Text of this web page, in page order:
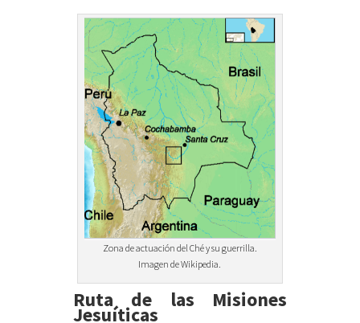
Zona de actuación del Ché y su guerrilla.
Imagen de Wikipedia.
Ruta de las Misiones
Jesuíticas